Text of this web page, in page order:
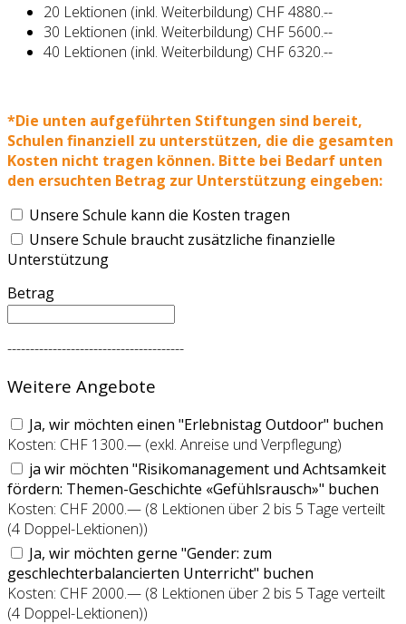
20 Lektionen (inkl. Weiterbildung) CHF 4880.--
30 Lektionen (inkl. Weiterbildung) CHF 5600.--
40 Lektionen (inkl. Weiterbildung) CHF 6320.--
*Die unten aufgeführten Stiftungen sind bereit,
Schulen finanziell zu unterstützen, die die gesamten
Kosten nicht tragen können. Bitte bei Bedarf unten
den ersuchten Betrag zur Unterstützung eingeben:
Unsere Schule kann die Kosten tragen
Unsere Schule braucht zusätzliche finanzielle
Unterstützung
Betrag
---------------------------------------
Weitere Angebote
Ja, wir möchten einen "Erlebnistag Outdoor" buchen
Kosten: CHF 1300.— (exkl. Anreise und Verpflegung)
ja wir möchten "Risikomanagement und Achtsamkeit
fördern: Themen-Geschichte «Gefühlsrausch»" buchen
Kosten: CHF 2000.— (8 Lektionen über 2 bis 5 Tage verteilt
(4 Doppel-Lektionen))
Ja, wir möchten gerne "Gender: zum
geschlechterbalancierten Unterricht" buchen
Kosten: CHF 2000.— (8 Lektionen über 2 bis 5 Tage verteilt
(4 Doppel-Lektionen))